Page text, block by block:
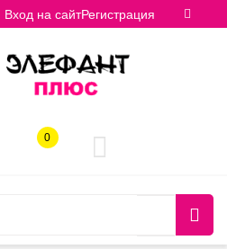
Вход на сайтРегистрация
0